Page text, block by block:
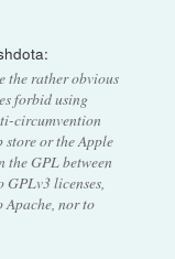
the rather obvious
forbid using
circumvention
store or the Apple
the GPL between
licenses,
Apache, nor to